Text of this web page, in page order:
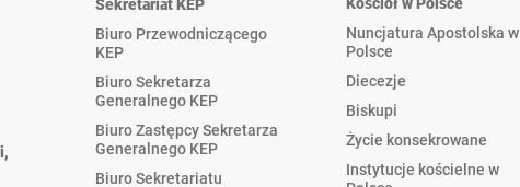
Sekretariat KEP
Biuro Przewodniczącego
KEP
Biuro Sekretarza
Generalnego KEP
Biuro Zastępcy Sekretarza
Generalnego KEP
Biuro Sekretariatu
Nuncjatura Apostolska w
Polsce
Diecezje
Biskupi
Życie konsekrowane
Instytucje kościelne w